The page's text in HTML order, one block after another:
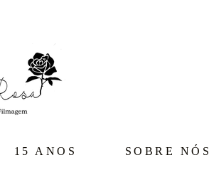
15 ANOS SOBRE NÓS